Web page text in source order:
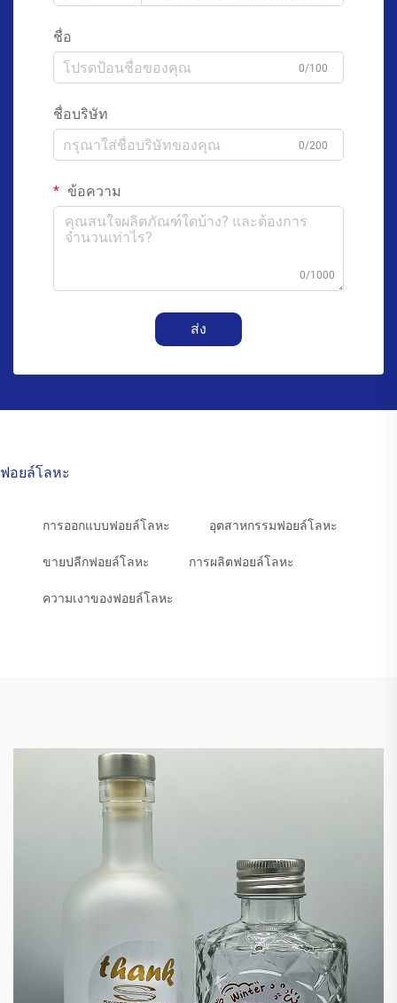
ชื่อ
0/100
ชื่อบริษัท
0/200
ข้อความ
0/1000
ส่ง
ฟอยล์โลหะ
การออกแบบฟอยล์โลหะ อุตสาหกรรมฟอยล์โลหะ
ขายปลีกฟอยล์โลหะ การผลิตฟอยล์โลหะ
ความเงาของฟอยล์โลหะ